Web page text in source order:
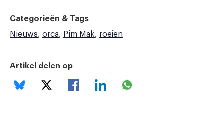
Categorieën & Tags
Nieuws
orca Pim Mak roeien
Artikel delen op